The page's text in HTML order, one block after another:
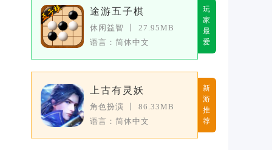
途游五子棋
休闲益智
27.95MB
语言：简体中文
玩
家
最
爱
上古有灵妖
角色扮演
86.33MB
语言：简体中文
新
游
推
荐